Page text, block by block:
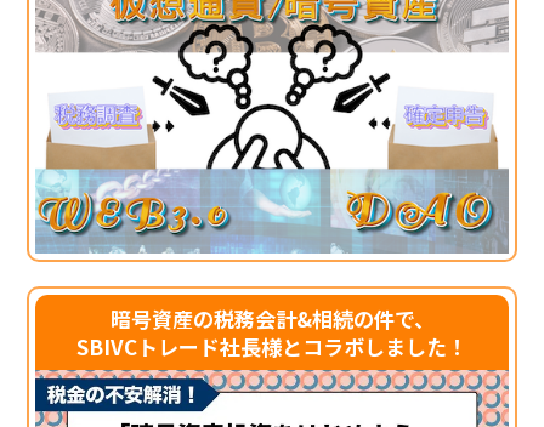
暗号資産の税務会計&相続の件で、
SBIVCトレード社長様とコラボしました！